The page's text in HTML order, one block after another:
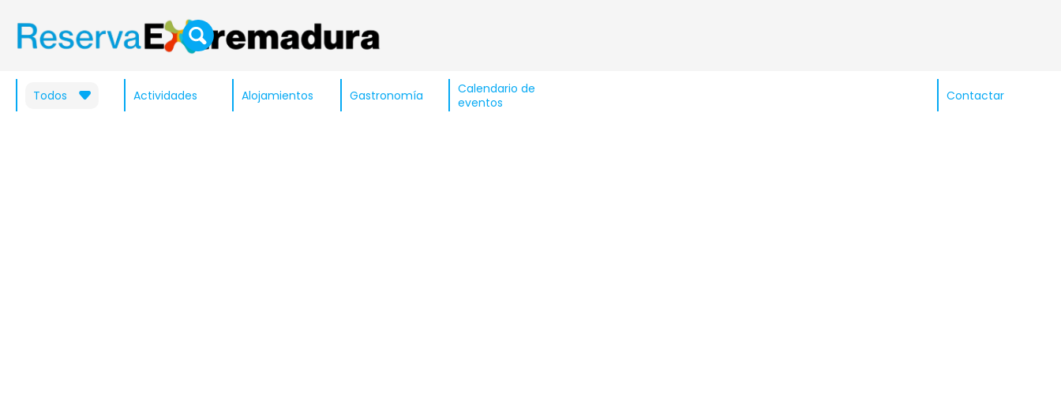
Todos Actividades Alojamientos Gastronomía
Calendario de
eventos
Contactar